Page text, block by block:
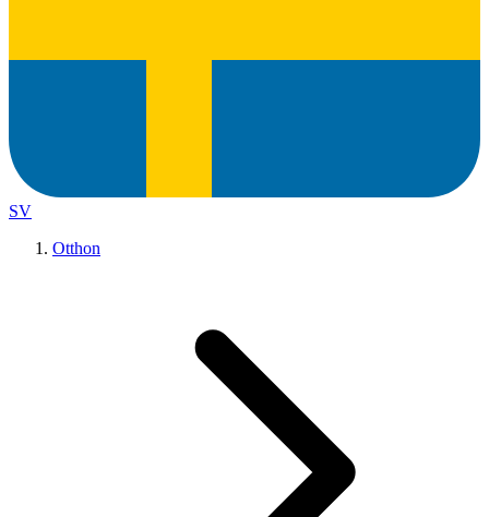
SV
Otthon